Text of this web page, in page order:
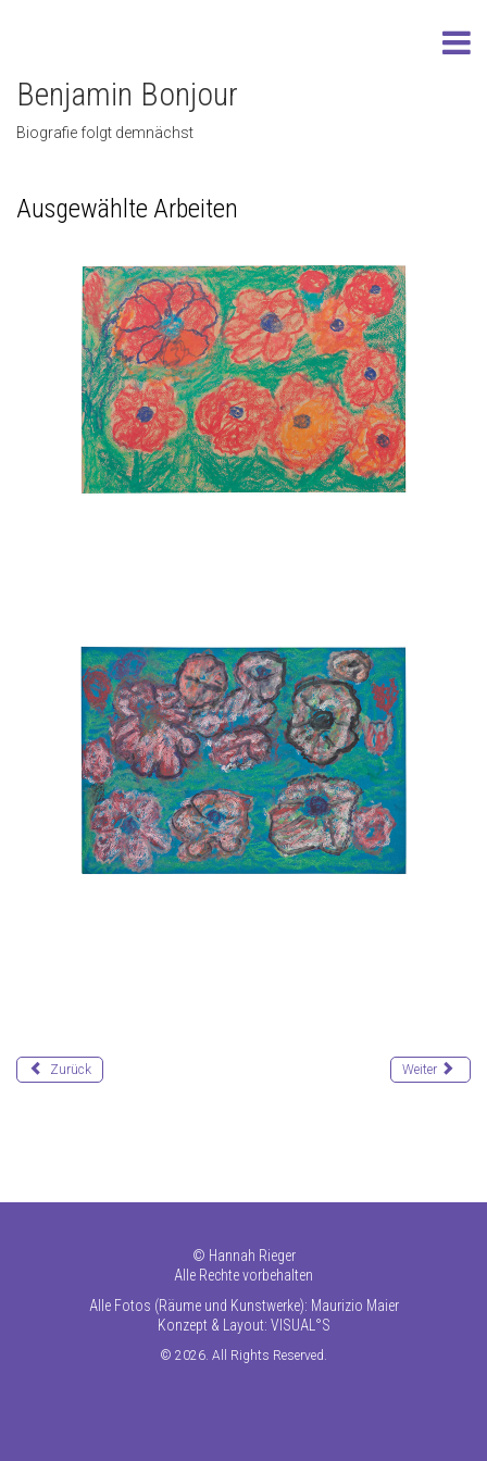
Benjamin Bonjour
Biografie folgt demnächst
Ausgewählte Arbeiten
Zurück Weiter
© Hannah Rieger
Alle Rechte vorbehalten
Alle Fotos (Räume und Kunstwerke): Maurizio Maier
Konzept & Layout: VISUAL°S
© 2026. All Rights Reserved.